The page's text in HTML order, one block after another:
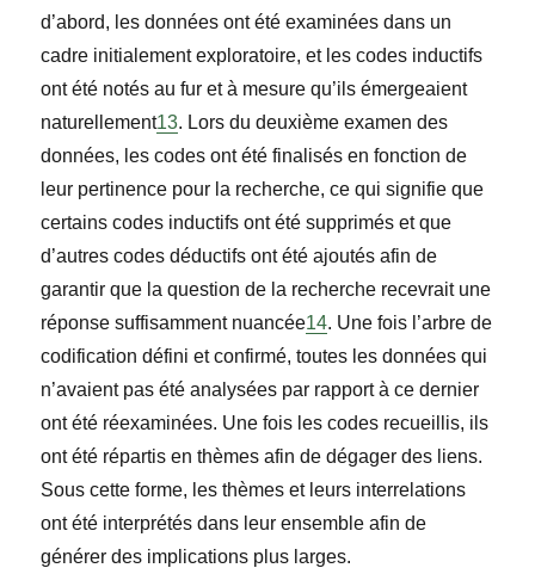
d’abord, les données ont été examinées dans un
cadre initialement exploratoire, et les codes inductifs
ont été notés au fur et à mesure qu’ils émergeaient
naturellement13. Lors du deuxième examen des
données, les codes ont été finalisés en fonction de
leur pertinence pour la recherche, ce qui signifie que
certains codes inductifs ont été supprimés et que
d’autres codes déductifs ont été ajoutés afin de
garantir que la question de la recherche recevrait une
réponse suffisamment nuancée14. Une fois l’arbre de
codification défini et confirmé, toutes les données qui
n’avaient pas été analysées par rapport à ce dernier
ont été réexaminées. Une fois les codes recueillis, ils
ont été répartis en thèmes afin de dégager des liens.
Sous cette forme, les thèmes et leurs interrelations
ont été interprétés dans leur ensemble afin de
générer des implications plus larges.